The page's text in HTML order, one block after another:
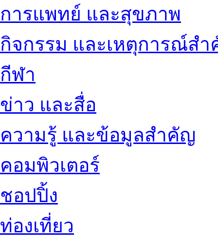
การแพทย์ และสุขภาพ
กิจกรรม และเหตุการณ์ส
กีฬา
ข่าว และสื่อ
ความรู้ และข้อมูลสำคัญ
คอมพิวเตอร์
ชอปปิ้ง
ท่องเที่ยว